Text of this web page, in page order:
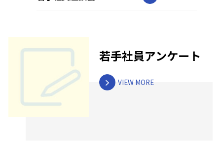
若手社員アンケート
VIEW MORE